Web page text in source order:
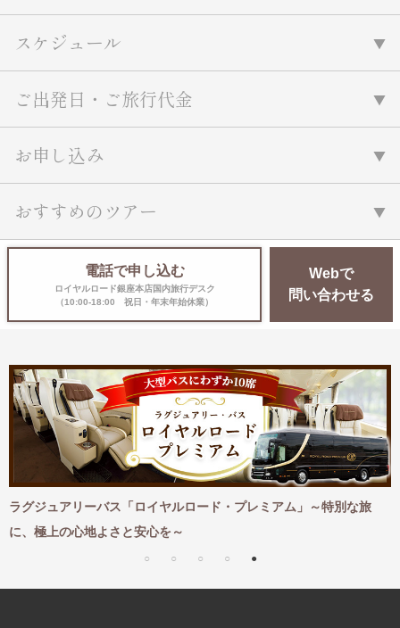
絶景
1度は見てみたい遺跡
野生動物に出合う
オーロラ
クルーズ
お花・紅葉
鉄道の旅
ハイキング・トレッキング
1名様からの旅
ラ・プルミエール（エールフランス
航空）
キング
観光列車
島旅
芸術鑑賞（美術、音楽）・講師同行
スケジュール
ご出発日・ご旅行代金
お申し込み
おすすめのツアー
電話で申し込む
ロイヤルロード銀座本店国内旅行デスク
（10:00-18:00 祝日・年末年始休業）
Webで
問い合わせる
「ロイヤルロード・プレミアム」～特別な旅
と安心を～
紅葉とともに味わう